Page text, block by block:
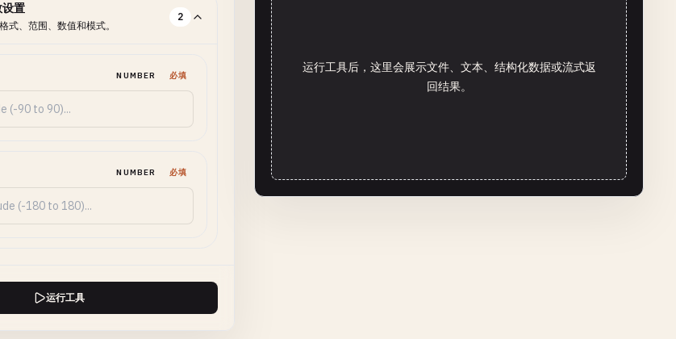
置
式、范围、数值和模式。
2
NUMBER 必填
NUMBER 必填
运行工具
运行工具后，这里会展示文件、文本、结构化数据或流式返
回结果。